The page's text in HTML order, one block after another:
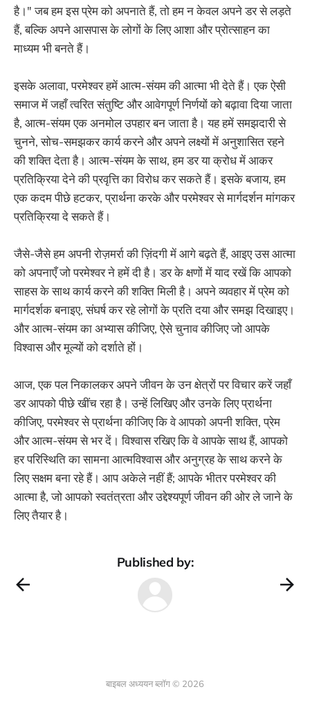
है।" जब हम इस प्रेम को अपनाते हैं, तो हम न केवल अपने डर से लड़ते
हैं, बल्कि अपने आसपास के लोगों के लिए आशा और प्रोत्साहन का
माध्यम भी बनते हैं।
इसके अलावा, परमेश्वर हमें आत्म-संयम की आत्मा भी देते हैं। एक ऐसी
समाज में जहाँ त्वरित संतुष्टि और आवेगपूर्ण निर्णयों को बढ़ावा दिया जाता
है, आत्म-संयम एक अनमोल उपहार बन जाता है। यह हमें समझदारी से
चुनने, सोच-समझकर कार्य करने और अपने लक्ष्यों में अनुशासित रहने
की शक्ति देता है। आत्म-संयम के साथ, हम डर या क्रोध में आकर
प्रतिक्रिया देने की प्रवृत्ति का विरोध कर सकते हैं। इसके बजाय, हम
एक कदम पीछे हटकर, प्रार्थना करके और परमेश्वर से मार्गदर्शन मांगकर
प्रतिक्रिया दे सकते हैं।
जैसे-जैसे हम अपनी रोज़मर्रा की ज़िंदगी में आगे बढ़ते हैं, आइए उस आत्मा
को अपनाएँ जो परमेश्वर ने हमें दी है। डर के क्षणों में याद रखें कि आपको
साहस के साथ कार्य करने की शक्ति मिली है। अपने व्यवहार में प्रेम को
मार्गदर्शक बनाइए, संघर्ष कर रहे लोगों के प्रति दया और समझ दिखाइए।
और आत्म-संयम का अभ्यास कीजिए, ऐसे चुनाव कीजिए जो आपके
विश्वास और मूल्यों को दर्शाते हों।
आज, एक पल निकालकर अपने जीवन के उन क्षेत्रों पर विचार करें जहाँ
डर आपको पीछे खींच रहा है। उन्हें लिखिए और उनके लिए प्रार्थना
कीजिए, परमेश्वर से प्रार्थना कीजिए कि वे आपको अपनी शक्ति, प्रेम
और आत्म-संयम से भर दें। विश्वास रखिए कि वे आपके साथ हैं, आपको
हर परिस्थिति का सामना आत्मविश्वास और अनुग्रह के साथ करने के
लिए सक्षम बना रहे हैं। आप अकेले नहीं हैं; आपके भीतर परमेश्वर की
आत्मा है, जो आपको स्वतंत्रता और उद्देश्यपूर्ण जीवन की ओर ले जाने के
लिए तैयार है।
Published by:
बाइबल अध्ययन ब्लॉग © 2026